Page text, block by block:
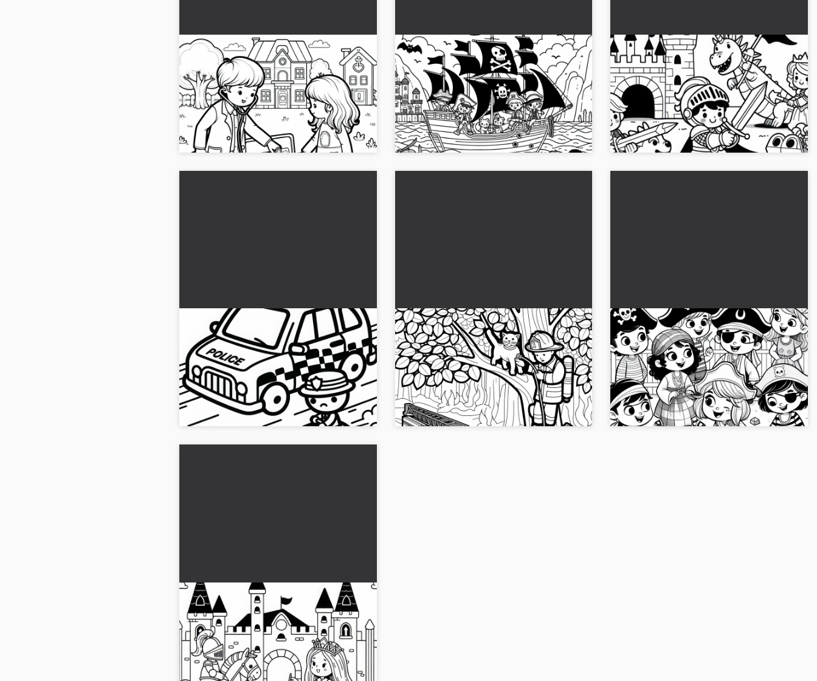
Due bambini giocano a fare il
dottore e il paziente con la
valigetta del dottore - Disegno da
colorare gratuito
In questa immagine da colorare vedi due
bambini, uno come dottore e l'altro come
paziente. Scarica l'immagine gratuitamente e
colorala!...
I bambini giocano ai pirati e
navigano con la nave dei pirati
attraverso un mare immaginario –
Disegno da colorare gratuito
Scopri il disegno da colorare, dove i bambini
navigano da pirati. Scaricalo gratuitamente e
diventa creativo – prova subito!...
Bambini come cavalieri difendono il
loro castello dei cavalieri contro
draghi di giocattolo - Modello da
colorare gratis
Scarica il disegno gratuito di bambini nei panni
di cavalieri che difendono il loro castello contro
draghi di giocattolo. Scarica e colora adesso!...
Auto della polizia giocattolo
insegue un piccolo ladro di
giocattoli - Disegno da colorare
gratuito da scaricare
Divertiti con il nostro disegno da colorare di
una macchina della polizia giocattolo che
inseguita un piccolo ladro. Scarica ora
gratuitamente!...
Pompieri giocattolo salvano un
gatto dall'albero - Disegno da
colorare gratuito
Qui puoi vedere dei pompieri mentre salvano
un gatto. Scarica ora il disegno da colorare
gratuito!...
I bambini si travestono in modo
fantasioso con cappello da pirata e
benda sugli occhi - Disegno da
colorare gratuito
Scopri un fantastico disegno da colorare con
bambini travestiti da pirati. Scaricalo ora e
diventa creativo!...
Il bambino fa la regina e visita il
castello dei cavalieri per l'ora del tè
- Modello da colorare gratuito
Scopri il coinvolgente disegno da colorare di
un bambino nei panni di una regina che visita
un castello di cavalieri durante l'ora del tè.